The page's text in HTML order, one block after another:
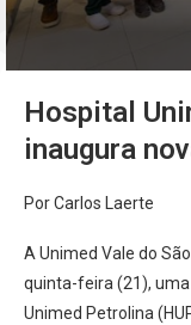
Hospital
inaugura
Por Carlos Laerte
A Unimed Vale do
quinta-feira (21), uma
Unimed Petrolina